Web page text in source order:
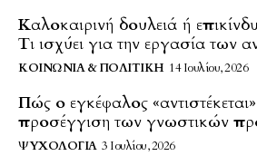
Καλοκαιρινή δουλειά ή
Τι ισχύει για την εργασία των
ΚΟΙΝΩΝΊΑ & ΠΟΛΙΤΙΚΉ 14 Ιουλίου, 2026
Πώς ο εγκέφαλος
προσέγγιση των γνωστικών
ΨΥΧΟΛΟΓΊΑ 3 Ιουλίου, 2026